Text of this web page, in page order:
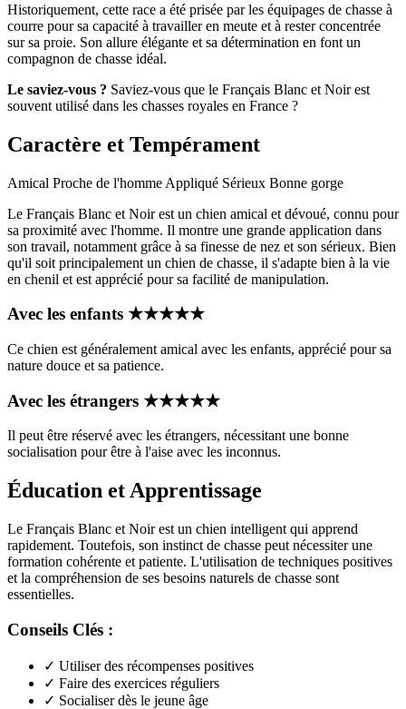
Historiquement, cette race a été prisée par les équipages de chasse à
courre pour sa capacité à travailler en meute et à rester concentrée
sur sa proie. Son allure élégante et sa détermination en font un
compagnon de chasse idéal.
Le saviez-vous ? Saviez-vous que le Français Blanc et Noir est
souvent utilisé dans les chasses royales en France ?
Caractère et Tempérament
Amical Proche de l'homme Appliqué Sérieux Bonne gorge
Le Français Blanc et Noir est un chien amical et dévoué, connu pour
sa proximité avec l'homme. Il montre une grande application dans
son travail, notamment grâce à sa finesse de nez et son sérieux. Bien
qu'il soit principalement un chien de chasse, il s'adapte bien à la vie
en chenil et est apprécié pour sa facilité de manipulation.
Avec les enfants ★★★★★
Ce chien est généralement amical avec les enfants, apprécié pour sa
nature douce et sa patience.
Avec les étrangers ★★★★★
Il peut être réservé avec les étrangers, nécessitant une bonne
socialisation pour être à l'aise avec les inconnus.
Éducation et Apprentissage
Le Français Blanc et Noir est un chien intelligent qui apprend
rapidement. Toutefois, son instinct de chasse peut nécessiter une
formation cohérente et patiente. L'utilisation de techniques positives
et la compréhension de ses besoins naturels de chasse sont
essentielles.
Conseils Clés :
✓ Utiliser des récompenses positives
✓ Faire des exercices réguliers
✓ Socialiser dès le jeune âge